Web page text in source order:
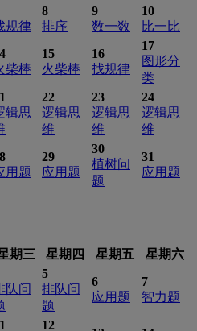
规律
8
排序
9
数一数
10
比一比
柴棒
15
火柴棒
16
找规律
17
图形分
类
辑思
22
逻辑思
维
23
逻辑思
维
24
逻辑思
维
用题
29
应用题
30
植树问
题
31
应用题
期三 星期四 星期五
星期六
队问
5
排队问
题
6
应用题
7
智力题
12